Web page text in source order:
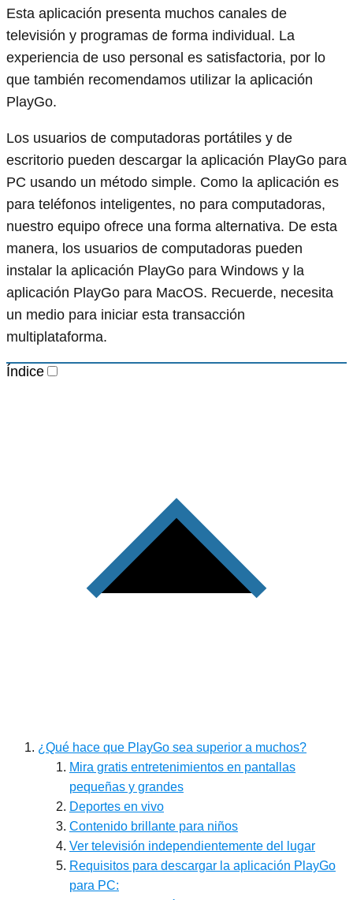
Esta aplicación presenta muchos canales de
televisión y programas de forma individual. La
experiencia de uso personal es satisfactoria, por lo
que también recomendamos utilizar la aplicación
PlayGo.
Los usuarios de computadoras portátiles y de
escritorio pueden descargar la aplicación PlayGo para
PC usando un método simple. Como la aplicación es
para teléfonos inteligentes, no para computadoras,
nuestro equipo ofrece una forma alternativa. De esta
manera, los usuarios de computadoras pueden
instalar la aplicación PlayGo para Windows y la
aplicación PlayGo para MacOS. Recuerde, necesita
un medio para iniciar esta transacción
multiplataforma.
Índice
¿Qué hace que PlayGo sea superior a muchos?
Mira gratis entretenimientos en pantallas
pequeñas y grandes
Deportes en vivo
Contenido brillante para niños
Ver televisión independientemente del lugar
Requisitos para descargar la aplicación PlayGo
para PC: